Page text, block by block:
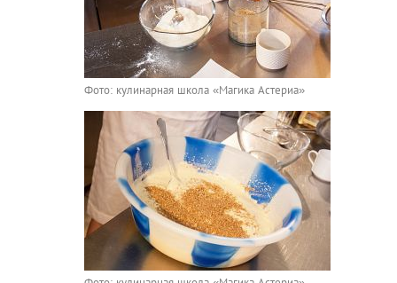
Фото: кулинарная школа «Магика Астериа»